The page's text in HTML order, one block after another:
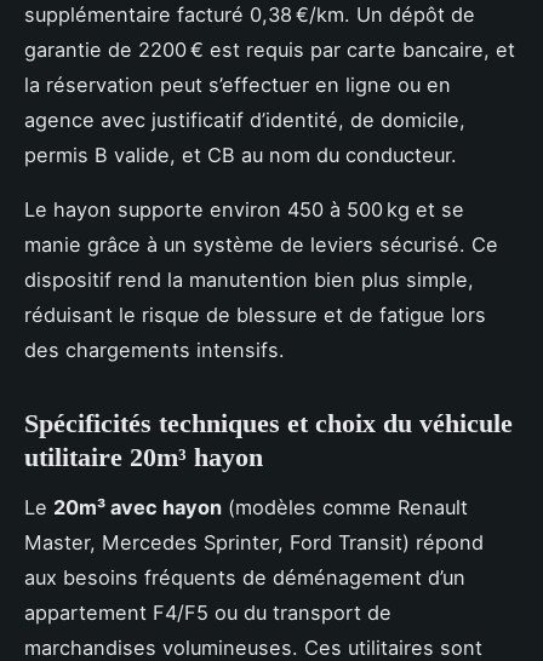
supplémentaire facturé 0,38 €/km. Un dépôt de
garantie de 2200 € est requis par carte bancaire, et
la réservation peut s’effectuer en ligne ou en
agence avec justificatif d’identité, de domicile,
permis B valide, et CB au nom du conducteur.
Le hayon supporte environ 450 à 500 kg et se
manie grâce à un système de leviers sécurisé. Ce
dispositif rend la manutention bien plus simple,
réduisant le risque de blessure et de fatigue lors
des chargements intensifs.
Spécificités techniques et choix du véhicule
utilitaire 20m³ hayon
Le 20m³ avec hayon (modèles comme Renault
Master, Mercedes Sprinter, Ford Transit) répond
aux besoins fréquents de déménagement d’un
appartement F4/F5 ou du transport de
marchandises volumineuses. Ces utilitaires sont